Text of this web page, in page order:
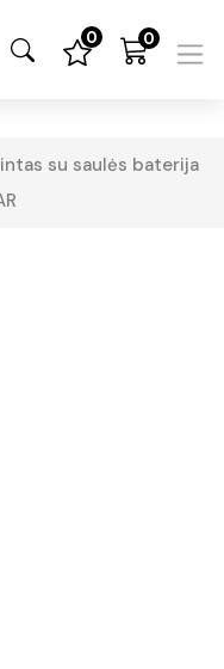
0 0
su saulės baterija